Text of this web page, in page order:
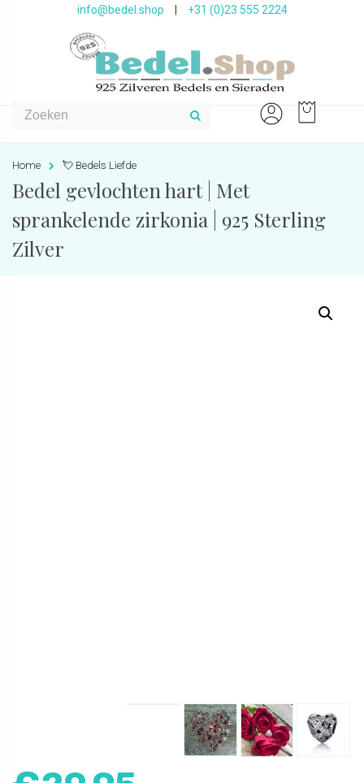
info@bedel.shop +31 (0)23 555 2224
Home 💘 Bedels Liefde
Bedel gevlochten hart | Met
sprankelende zirkonia | 925 Sterling
Zilver